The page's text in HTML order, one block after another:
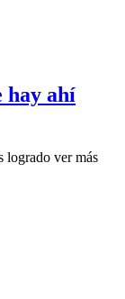
hay ahí
logrado ver más